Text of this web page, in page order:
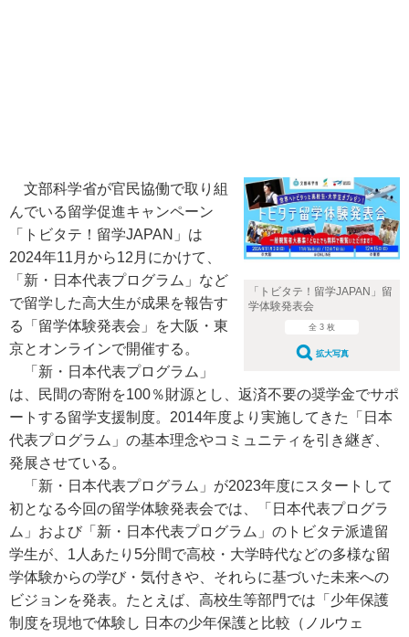
「トビタテ！留学JAPAN」留
学体験発表会
全 3 枚
拡大写真
文部科学省が官民協働で取り組
んでいる留学促進キャンペーン
「トビタテ！留学JAPAN」は
2024年11月から12月にかけて、
「新・日本代表プログラム」など
で留学した高大生が成果を報告す
る「留学体験発表会」を大阪・東
京とオンラインで開催する。
「新・日本代表プログラム」
は、民間の寄附を100％財源とし、返済不要の奨学金でサポ
ートする留学支援制度。2014年度より実施してきた「日本
代表プログラム」の基本理念やコミュニティを引き継ぎ、
発展させている。
「新・日本代表プログラム」が2023年度にスタートして
初となる今回の留学体験発表会では、「日本代表プログラ
ム」および「新・日本代表プログラム」のトビタテ派遣留
学生が、1人あたり5分間で高校・大学時代などの多様な留
学体験からの学び・気付きや、それらに基づいた未来への
ビジョンを発表。たとえば、高校生等部門では「少年保護
制度を現地で体験し 日本の少年保護と比較（ノルウェ